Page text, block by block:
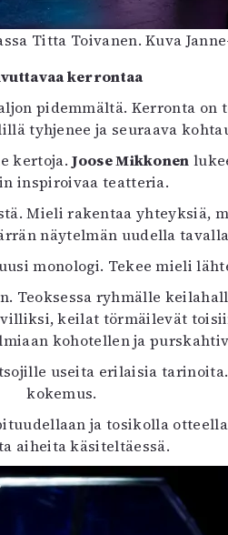
Titta Toivanen. Kuva
kerrontaa
pidemmältä. Kerronta
tyhjenee ja seuraava
kertoja.Joose Mikkonen
inspiroivaa teatteria.
Mieli rakentaa yhteyksiä,
näytelmän uudella
monologi. Tekee mieli
Teoksessa ryhmälle
keilat törmäilevät
kohotellen ja
useita erilaisia
kokemus.
ja tosikolla
aiheita käsiteltäessä.